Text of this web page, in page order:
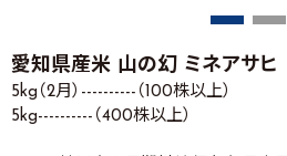
愛知県産米 山の幻 ミネアサヒ
5kg（2月）----------（100株以上）
5kg----------（400株以上）